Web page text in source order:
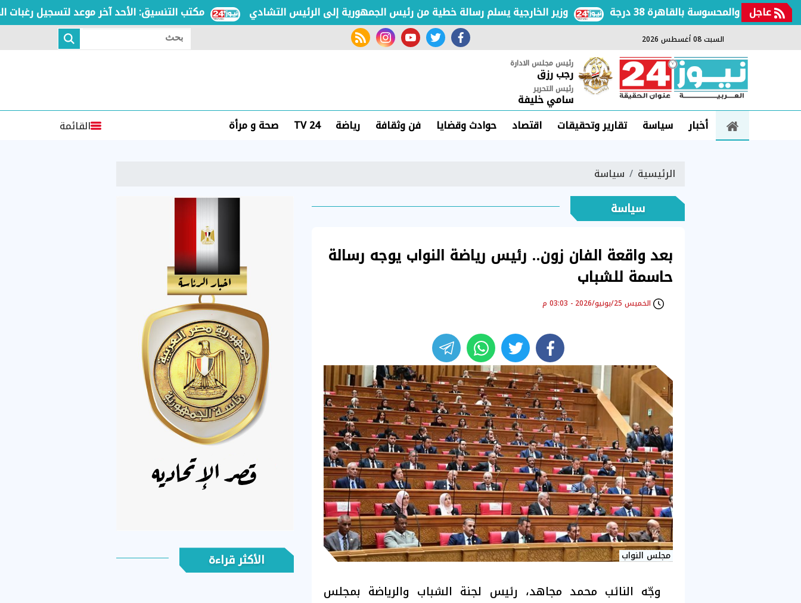
عاجل مكتب التنسيق: الأحد آخر موعد لتسجيل رغبات وزير الخارجية يسلم رسالة خطية من رئيس الجمهورية إلى الرئيس التشادي والمحسوسة بالقاهرة 38 درجة
السبت 08 أغسطس 2026 facebook
twitter
youtube
instagram
rss feed
بحث
رئيس مجلس الادارة
رجب رزق
رئيس التحرير
سامي خليفة
أخبار
سياسة تقارير وتحقيقات اقتصاد حوادث وقضايا فن وثقافة رياضة TV 24 صحة و مرأة القائمة
الرئيسية سياسة
سياسة
بعد واقعة الفان زون.. رئيس رياضة النواب يوجه رسالة
حاسمة للشباب
الخميس 25/يونيو/2026 - 03:03 م
مجلس النواب
وجّه النائب محمد مجاهد، رئيس لجنة الشباب والرياضة بمجلس
الأكثر قراءة